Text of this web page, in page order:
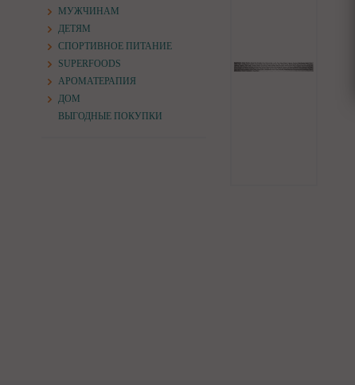
МУЖЧИНАМ
ДЕТЯМ
СПОРТИВНОЕ ПИТАНИЕ
SUPERFOODS
АРОМАТЕРАПИЯ
ДОМ
ВЫГОДНЫЕ ПОКУПКИ